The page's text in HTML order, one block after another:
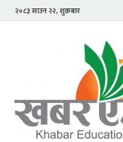
२०८३ साउन २२, शुक्रबार